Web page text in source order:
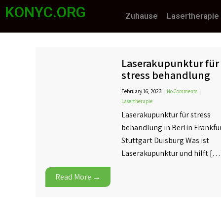
KONYC.ORG Zuhause
Laserakupunktur für
stress behandlung
February 16, 2023 No Comments
Lasertherapie
Laserakupunktur für stress
behandlung in Berlin
Stuttgart Duisburg Was ist
Laserakupunktur und hilft
Read More →